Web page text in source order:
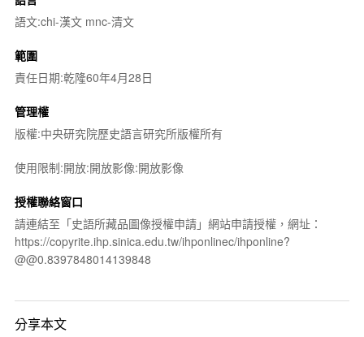
語文:chi-漢文 mnc-清文
範圍
責任日期:乾隆60年4月28日
管理權
版權:中央研究院歷史語言研究所版權所有
使用限制:開放:開放影像:開放影像
授權聯絡窗口
請連結至「史語所藏品圖像授權申請」網站申請授權，網址：
https://copyrite.ihp.sinica.edu.tw/ihponlinec/ihponline?
@@0.8397848014139848
分享本文